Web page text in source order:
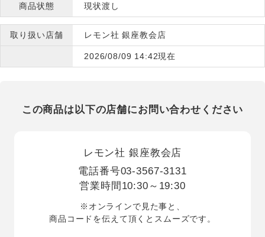
商品状態 現状渡し
取り扱い店舗 レモン社 銀座教会店
2026/08/09 14:42現在
この商品は以下の店舗にお問い合わせください
レモン社 銀座教会店
電話番号03-3567-3131
営業時間 10:30～19:30
※オンラインで見た事と、
商品コードを伝えて頂くとスムーズです。